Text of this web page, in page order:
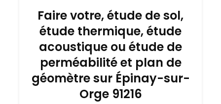
Faire votre, étude de sol,
étude thermique, étude
acoustique ou étude de
perméabilité et plan de
géomètre sur Épinay-sur-
Orge 91216